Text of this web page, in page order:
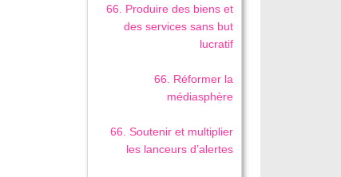
66. Produire des biens et
des services sans but
lucratif
66. Réformer la
médiasphère
66. Soutenir et multiplier
les lanceurs d’alertes